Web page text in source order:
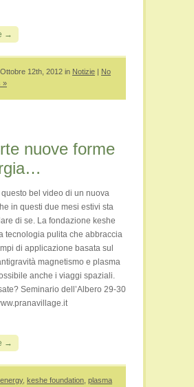
→
12th, 2012 in Notizie | No
»
nuove forme
bel video di un nuova
in questi due mesi estivi sta
di se. La fondazione keshe
tecnologia pulita che abbraccia
di applicazione basata sul
magnetismo e plasma
anche i viaggi spaziali.
Seminario dell’Albero 29-30
→
, keshe foundation plasma